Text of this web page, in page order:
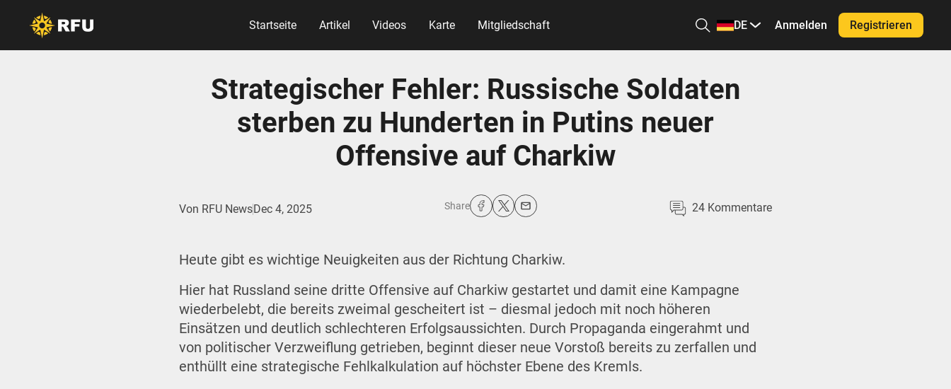
Startseite Artikel Videos Karte Mitgliedschaft DE Anmelden Registrieren
Strategischer Fehler: Russische Soldaten
sterben zu Hunderten in Putins neuer
Offensive auf Charkiw
Von RFU NewsDec 4, 2025 Share 24Kommentare
Heute gibt es wichtige Neuigkeiten aus der Richtung Charkiw.
Hier hat Russland seine dritte Offensive auf Charkiw gestartet und damit eine Kampagne
wiederbelebt, die bereits zweimal gescheitert ist – diesmal jedoch mit noch höheren
Einsätzen und deutlich schlechteren Erfolgsaussichten. Durch Propaganda eingerahmt und
von politischer Verzweiflung getrieben, beginnt dieser neue Vorstoß bereits zu zerfallen und
enthüllt eine strategische Fehlkalkulation auf höchster Ebene des Kremls.